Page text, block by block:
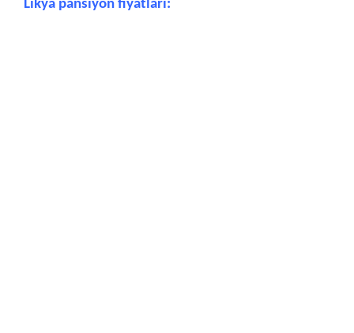
Likya pansiyon fiyatları: